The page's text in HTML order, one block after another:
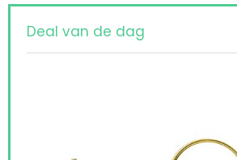
Deal van de dag